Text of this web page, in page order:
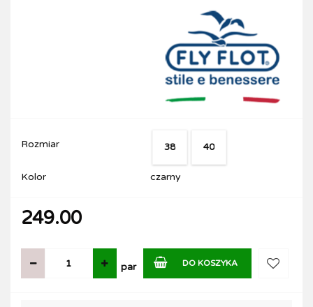
Rozmiar 38 40
Kolor czarny
249.00
par DO KOSZYKA